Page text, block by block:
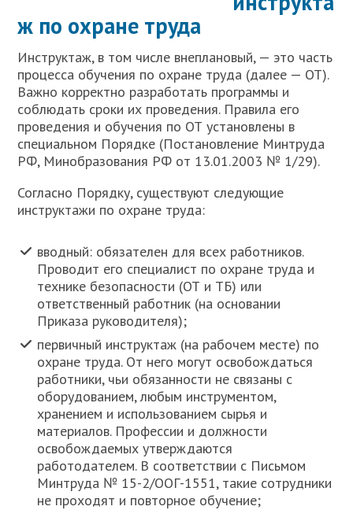
ж по охране труда
Инструктаж, в том числе внеплановый, — это часть
процесса обучения по охране труда (далее — ОТ).
Важно корректно разработать программы и
соблюдать сроки их проведения. Правила его
проведения и обучения по ОТ установлены в
специальном Порядке (Постановление Минтруда
РФ, Минобразования РФ от 13.01.2003 № 1/29).
Согласно Порядку, существуют следующие
инструктажи по охране труда:
вводный: обязателен для всех работников.
Проводит его специалист по охране труда и
технике безопасности (ОТ и ТБ) или
ответственный работник (на основании
Приказа руководителя);
первичный инструктаж (на рабочем месте) по
охране труда. От него могут освобождаться
работники, чьи обязанности не связаны с
оборудованием, любым инструментом,
хранением и использованием сырья и
материалов. Профессии и должности
освобождаемых утверждаются
работодателем. В соответствии с Письмом
Минтруда № 15-2/ООГ-1551, такие сотрудники
не проходят и повторное обучение;